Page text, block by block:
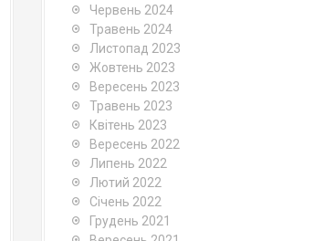
Червень 2024
Травень 2024
Листопад 2023
Жовтень 2023
Вересень 2023
Травень 2023
Квітень 2023
Вересень 2022
Липень 2022
Лютий 2022
Січень 2022
Грудень 2021